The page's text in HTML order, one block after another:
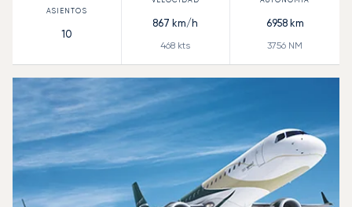
10
867 km/h
468 kts
6958km
3756 NM